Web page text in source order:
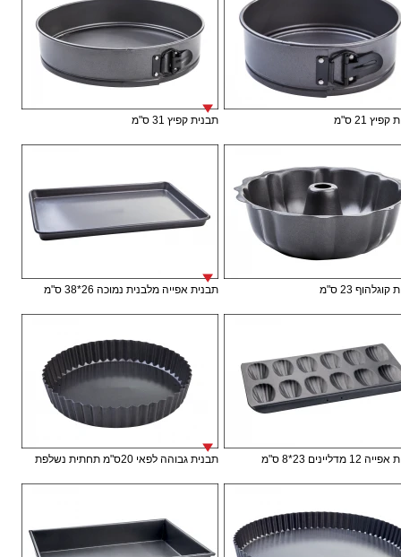
21 ס"מ תבנית קפיץ 31 ס"מ
23 ס"מ תבנית אפייה מלבנית נמוכה 26*38 ס"מ
מדליינים 23*8 ס"מ תבנית גבוהה לפאי 20ס"מ תחתית נשלפת